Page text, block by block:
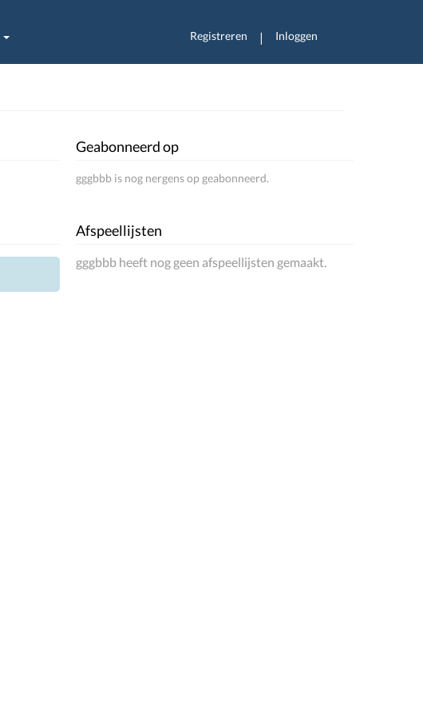
Registreren | Inloggen
Geabonneerd op
gggbbb is nog nergens op geabonneerd.
Afspeellijsten
gggbbb heeft nog geen afspeellijsten gemaakt.